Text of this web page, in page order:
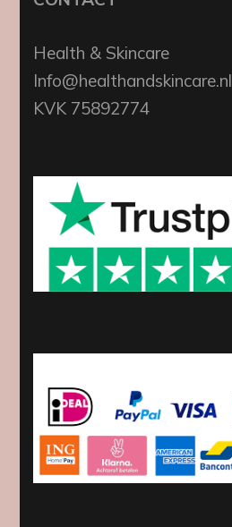
Health & Skincare
Info@healthandskincare.nl
KVK 75892774